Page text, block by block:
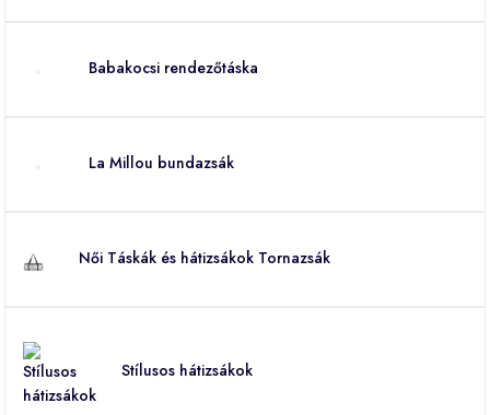
Babakocsi rendezőtáska
La Millou bundazsák
Női Táskák és hátizsákok Tornazsák
Stílusos hátizsákok